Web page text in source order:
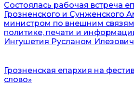
Состоялась рабочая встреча
Грозненского и Сунженского
министром по внешним
политике, печати и
Ингушетия Русланом
Грозненская епархия на
слово»